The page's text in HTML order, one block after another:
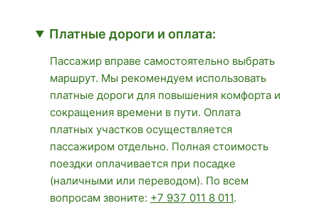
Платные дороги и оплата:
Пассажир вправе самостоятельно выбрать
маршрут. Мы рекомендуем использовать
платные дороги для повышения комфорта и
сокращения времени в пути. Оплата
платных участков осуществляется
пассажиром отдельно. Полная стоимость
поездки оплачивается при посадке
(наличными или переводом). По всем
вопросам звоните: +7 937 011 8 011.